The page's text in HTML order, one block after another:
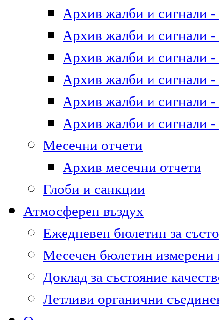
Архив жалби и сигнали -
Архив жалби и сигнали -
Архив жалби и сигнали -
Архив жалби и сигнали -
Архив жалби и сигнали -
Архив жалби и сигнали -
Месечни отчети
Архив месечни отчети
Глоби и санкции
Атмосферен въздух
Ежедневен бюлетин за
Месечен бюлетин
Доклад за състояние
Летливи органични